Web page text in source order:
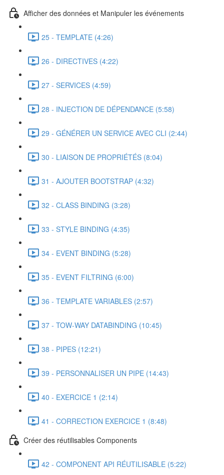
Afficher des données et Manipuler les événements
25 - TEMPLATE (4:26)
26 - DIRECTIVES (4:22)
27 - SERVICES (4:59)
28 - INJECTION DE DÉPENDANCE (5:58)
29 - GÉNÉRER UN SERVICE AVEC CLI (2:44)
30 - LIAISON DE PROPRIÉTÉS (8:04)
31 - AJOUTER BOOTSTRAP (4:32)
32 - CLASS BINDING (3:28)
33 - STYLE BINDING (4:35)
34 - EVENT BINDING (5:28)
35 - EVENT FILTRING (6:00)
36 - TEMPLATE VARIABLES (2:57)
37 - TOW-WAY DATABINDING (10:45)
38 - PIPES (12:21)
39 - PERSONNALISER UN PIPE (14:43)
40 - EXERCICE 1 (2:14)
41 - CORRECTION EXERCICE 1 (8:48)
Créer des réutilisables Components
42 - COMPONENT API RÉUTILISABLE (5:22)